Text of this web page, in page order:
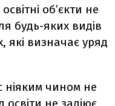
обʼєкти не
будь-яких видів
які визначає уряд
ніяким чином не